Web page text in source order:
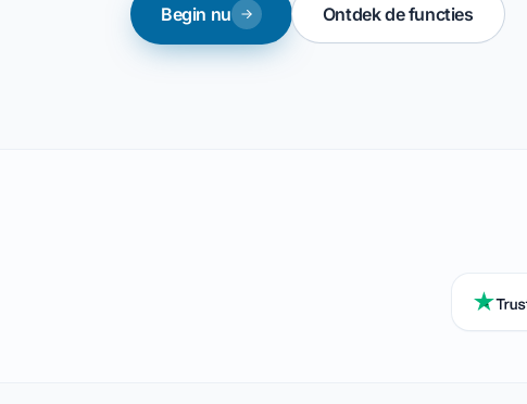
Begin nu Ontdek de functies